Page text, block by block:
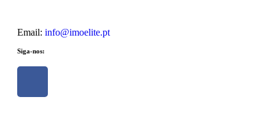
Email: info@imoelite.pt
Siga-nos: